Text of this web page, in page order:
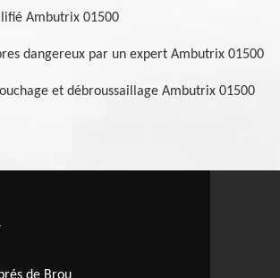
Ambutrix 01500
dangereux par un expert Ambutrix 01500
et débroussaillage Ambutrix 01500